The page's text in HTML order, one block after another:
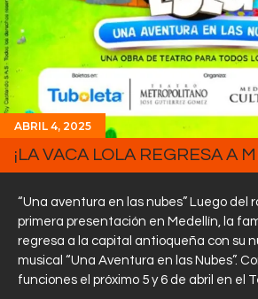
Contactos
ABRIL 4, 2025
¡LA VACA LOLA REGRESA A
“Una aventura en las nubes” Luego del
primera presentación en Medellín, la
regresa a la capital antioqueña con su
musical “Una Aventura en las Nubes”.
funciones el próximo 5 y 6 de abril en el